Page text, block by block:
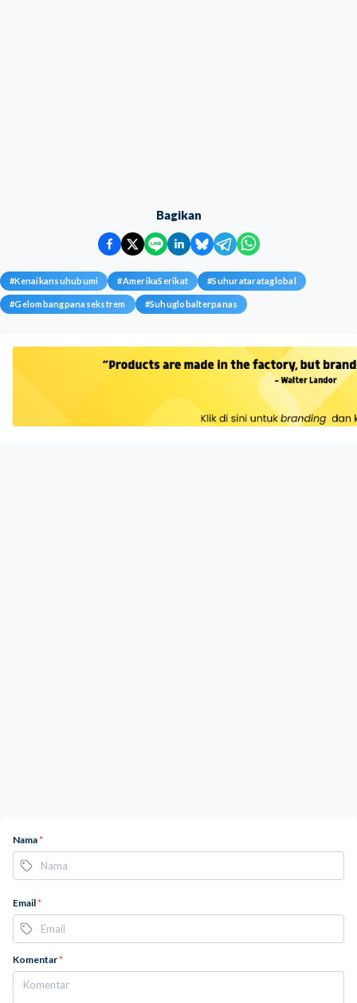
Bagikan
#Kenaikansuhubumi #AmerikaSerikat #Suhuratarataglobal
#Gelombangpanasekstrem #Suhuglobalterpanas
Nama*
Email*
Komentar*